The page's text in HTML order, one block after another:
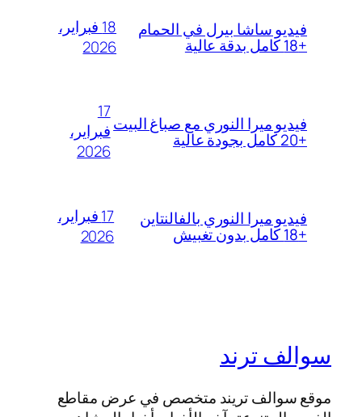
فيديو ساشا بيرل في الحمام
+18 كامل بدقة عالية
18 فبراير،
2026
فيديو ميرا النوري مع صباغ البيت
+20 كامل بجودة عالية
17
فبراير،
2026
فيديو ميرا النوري بالفالنتاين
+18 كامل بدون تغبيش
17 فبراير،
2026
سوالف ترند
موقع سوالف تريند متخصص في عرض مقاطع